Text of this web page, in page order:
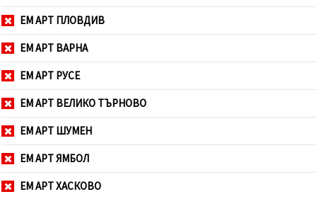
ЕМ АРТ ПЛОВДИВ
ЕМ АРТ ВАРНА
ЕМ АРТ РУСЕ
ЕМ АРТ ВЕЛИКО ТЪРНОВО
ЕМ АРТ ШУМЕН
ЕМ АРТ ЯМБОЛ
ЕМ АРТ ХАСКОВО